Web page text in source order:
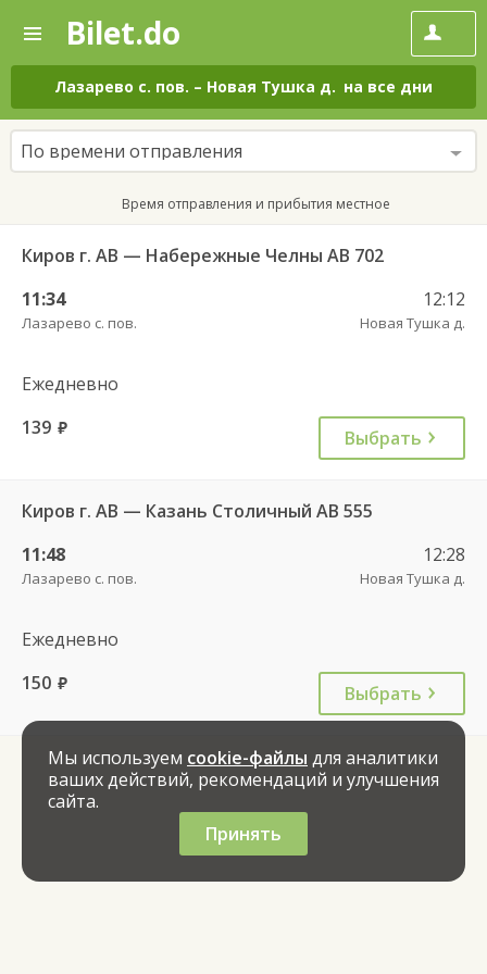
—
Поиск
и
покупка
билетов
на
автобус
онлайн
Bilet.do
Лазарево с. пов. – Новая Тушка д. на все дни
По времени отправления
Время отправления и прибытия местное
Киров г. АВ — Набережные Челны АВ 702
11:34
Лазарево с. пов.
12:12
Новая Тушка д.
Ежедневно
139 руб. Выбрать
Киров г. АВ — Казань Столичный АВ 555
11:48
Лазарево с. пов.
12:28
Новая Тушка д.
Ежедневно
150 руб. Выбрать
Мы используем cookie-файлы для аналитики
ваших действий, рекомендаций и улучшения
сайта.
Принять